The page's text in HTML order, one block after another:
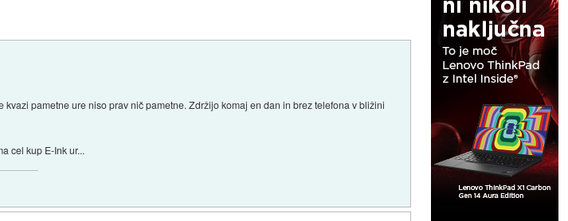
pametne ure niso prav nič pametne. Zdržijo komaj en dan in brez telefona v bližini
cel kup E-Ink ur...